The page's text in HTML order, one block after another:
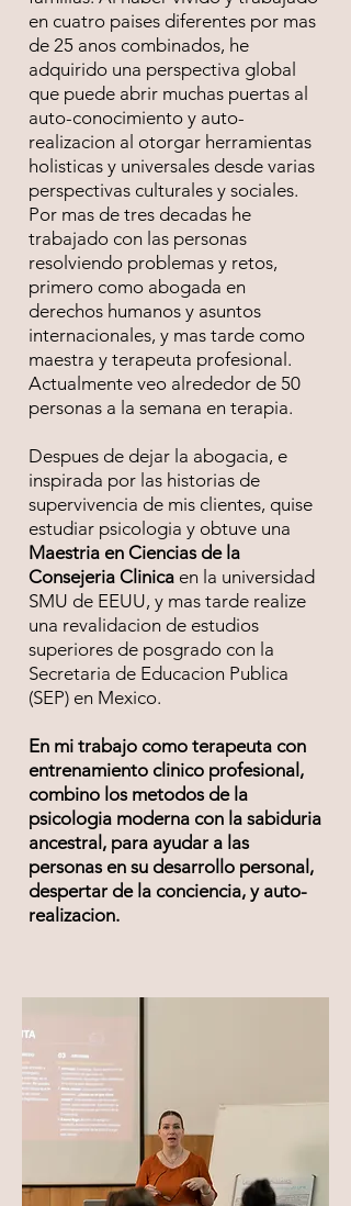
en cuatro paises diferentes por mas
de 25 anos combinados, he
adquirido una perspectiva global
que puede abrir muchas puertas al
auto-conocimiento y auto-
realizacion al otorgar herramientas
holisticas y universales desde varias
perspectivas culturales y sociales.
Por mas de tres decadas he
trabajado con las personas
resolviendo problemas y retos,
primero como abogada en
derechos humanos y asuntos
internacionales, y mas tarde como
maestra y terapeuta profesional.
Actualmente veo alrededor de 50
personas a la semana en terapia.
Despues de dejar la abogacia, e
inspirada por las historias de
supervivencia de mis clientes, quise
estudiar psicologia y obtuve una
Maestria en Ciencias de la
Consejeria Clinica en la universidad
SMU de EEUU, y mas tarde realize
una revalidacion de estudios
superiores de posgrado con la
Secretaria de Educacion Publica
(SEP) en Mexico.
En mi trabajo como terapeuta con
entrenamiento clinico profesional,
combino los metodos de la
psicologia moderna con la sabiduria
ancestral, para ayudar a las
personas en su desarrollo personal,
despertar de la conciencia, y auto-
realizacion.